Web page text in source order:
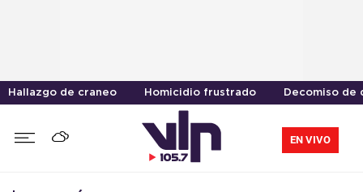
Hallazgo de craneo Homicidio frustrado Decomiso de
EN VIVO